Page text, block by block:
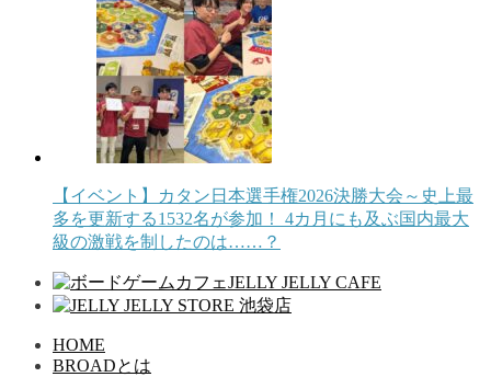
【イベント】カタン日本選手権2026決勝大会～史上最
多を更新する1532名が参加！ 4カ月にも及ぶ国内最大
級の激戦を制したのは……？
HOME
BROADとは